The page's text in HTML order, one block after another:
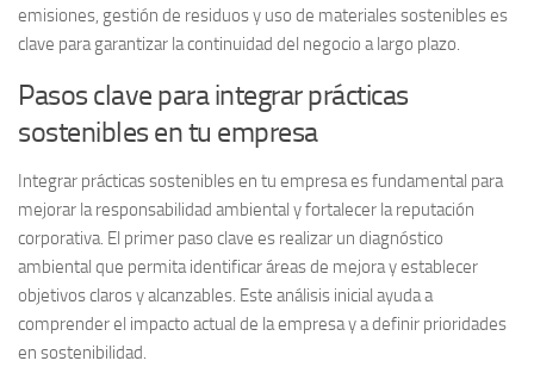
emisiones, gestión de residuos y uso de materiales sostenibles es
clave para garantizar la continuidad del negocio a largo plazo.
Pasos clave para integrar prácticas
sostenibles en tu empresa
Integrar prácticas sostenibles en tu empresa es fundamental para
mejorar la responsabilidad ambiental y fortalecer la reputación
corporativa. El primer paso clave es realizar un diagnóstico
ambiental que permita identificar áreas de mejora y establecer
objetivos claros y alcanzables. Este análisis inicial ayuda a
comprender el impacto actual de la empresa y a definir prioridades
en sostenibilidad.